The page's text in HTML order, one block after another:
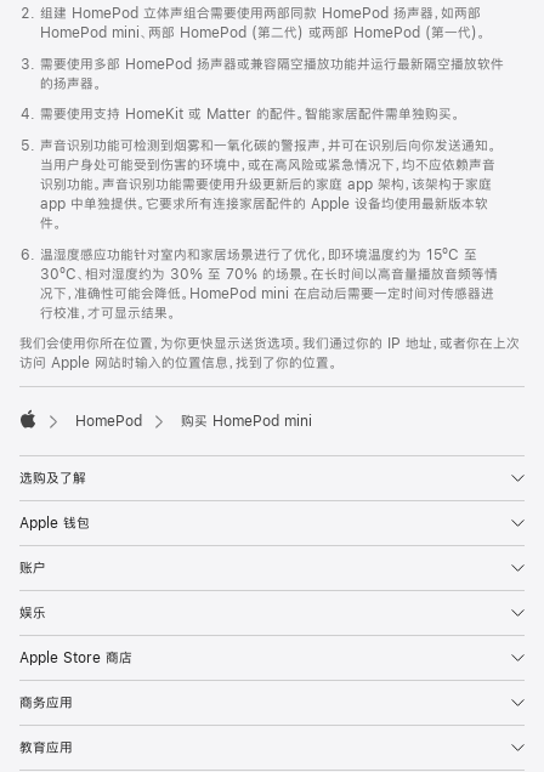
打
开)
组建 HomePod 立体声组合需要使用两部同款 HomePod 扬声器，如两部
HomePod mini、两部 HomePod (第二代) 或两部 HomePod (第一代)。
需要使用多部 HomePod 扬声器或兼容隔空播放功能并运行最新隔空播放软件
的扬声器。
需要使用支持 HomeKit 或 Matter 的配件。智能家居配件需单独购买。
声音识别功能可检测到烟雾和一氧化碳的警报声，并可在识别后向你发送通知。
当用户身处可能受到伤害的环境中，或在高风险或紧急情况下，均不应依赖声音
识别功能。声音识别功能需要使用升级更新后的家庭 app 架构，该架构于家庭
app 中单独提供。它要求所有连接家居配件的 Apple 设备均使用最新版本软
件。
温湿度感应功能针对室内和家居场景进行了优化，即环境温度约为 15ºC 至
30ºC、相对湿度约为 30% 至 70% 的场景。在长时间以高音量播放音频等情
况下，准确性可能会降低。HomePod mini 在启动后需要一定时间对传感器进
行校准，才可显示结果。
我们会使用你所在位置，为你更快显示送货选项。我们通过你的 IP 地址，或者你在上次
访问 Apple 网站时输入的位置信息，找到了你的位置。
HomePod 购买 HomePod mini
选购及了解
Apple 钱包
账户
娱乐
Apple Store 商店
商务应用
教育应用